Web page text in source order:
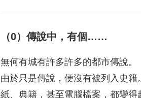
（0）傳說中，有個……
無何有城有許多許多的都市傳說。
由於只是傳說，便沒有被列入史
紙、典籍，甚至電腦檔案，都變